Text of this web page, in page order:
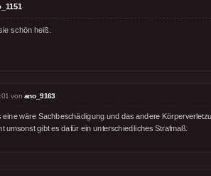
schön heiß.
von ano_9163
eine wäre Sachbeschädigung und das andere
umsonst gibt es dafür ein unterschiedliches Strafmaß.